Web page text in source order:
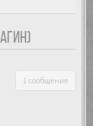
1 сообщение